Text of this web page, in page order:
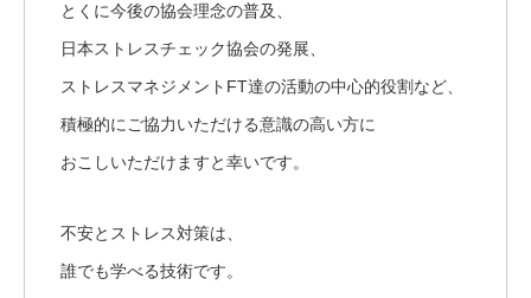
とくに今後の協会理念の普及、
日本ストレスチェック協会の発展、
ストレスマネジメントFT達の活動の中心的役割など、
積極的にご協力いただける意識の高い方に
おこしいただけますと幸いです。
不安とストレス対策は、
誰でも学べる技術です。